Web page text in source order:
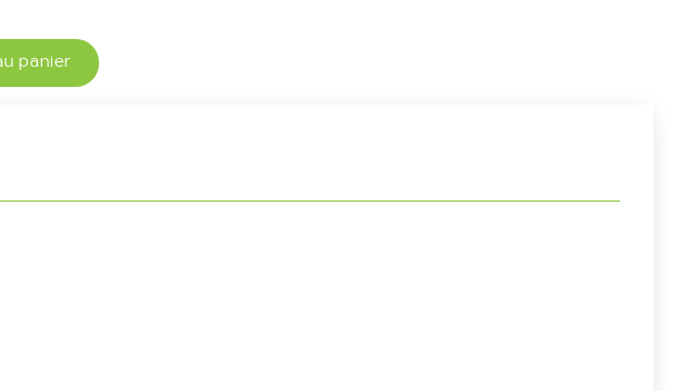
panier